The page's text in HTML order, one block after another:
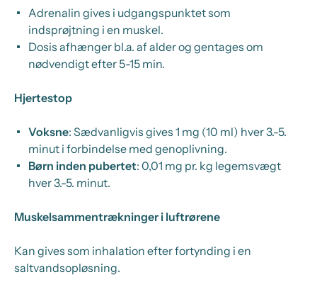
Adrenalin gives i udgangspunktet som
indsprøjtning i en muskel.
Dosis afhænger bl.a. af alder og gentages om
nødvendigt efter 5-15 min.
Hjertestop
Voksne: Sædvanligvis gives 1 mg (10 ml) hver 3.-5.
minut i forbindelse med genoplivning.
Børn inden pubertet: 0,01 mg pr. kg legemsvægt
hver 3.-5. minut.
Muskelsammentrækninger i luftrørene
Kan gives som inhalation efter fortynding i en
saltvandsopløsning.